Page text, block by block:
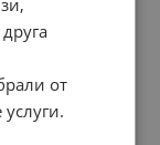
WI-FI 2.4GHz
50108
/ 8.98 лв.
от